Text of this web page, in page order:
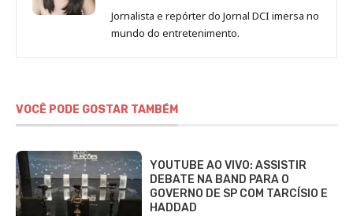
de
Sara
Jornalista e repórter do Jornal DCI imersa no
mundo do entretenimento.
VOCÊ PODE GOSTAR TAMBÉM
YOUTUBE AO VIVO: ASSISTIR
DEBATE NA BAND PARA O
GOVERNO DE SP COM TARCÍSIO E
HADDAD